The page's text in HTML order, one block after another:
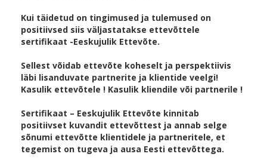
Kui täidetud on tingimused ja tulemused on
positiivsed siis väljastatakse ettevõttele
sertifikaat -Eeskujulik Ettevõte.
Sellest võidab ettevõte koheselt ja perspektiivis
läbi lisanduvate partnerite ja klientide veelgi!
Kasulik ettevõtele ! Kasulik kliendile või partnerile !
Sertifikaat – Eeskujulik Ettevõte kinnitab
positiivset kuvandit ettevõttest ja annab selge
sõnumi ettevõtte klientidele ja partneritele, et
tegemist on tugeva ja ausa Eesti ettevõttega.